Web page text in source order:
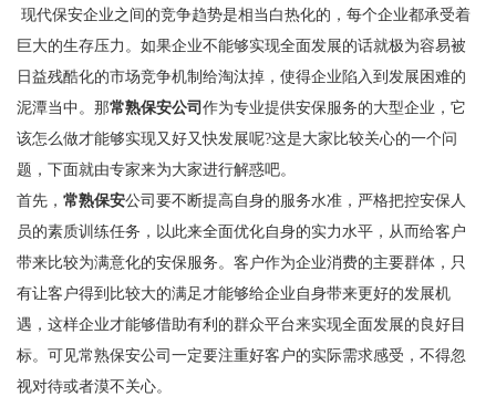
现代保安企业之间的竞争趋势是相当白热化的，每个企业都承受着
巨大的生存压力。如果企业不能够实现全面发展的话就极为容易被
日益残酷化的市场竞争机制给淘汰掉，使得企业陷入到发展困难的
泥潭当中。那常熟保安公司 作为专业提供安保服务的大型企业，它
该怎么做才能够实现又好又快发展呢?这是大家比较关心的一个问
题，下面就由专家来为大家进行解惑吧。
首先， 常熟保安公司要不断提高自身的服务水准，严格把控安保人
员的素质训练任务，以此来全面优化自身的实力水平，从而给客户
带来比较为满意化的安保服务。客户作为企业消费的主要群体，只
有让客户得到比较大的满足才能够给企业自身带来更好的发展机
遇，这样企业才能够借助有利的群众平台来实现全面发展的良好目
标。可见常熟保安公司一定要注重好客户的实际需求感受，不得忽
视对待或者漠不关心。